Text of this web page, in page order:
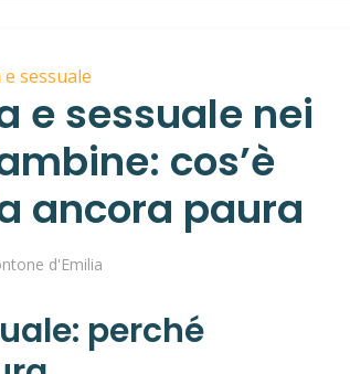
sessuale
e sessuale nei
cos’è
ancora paura
d'Emilia
perché